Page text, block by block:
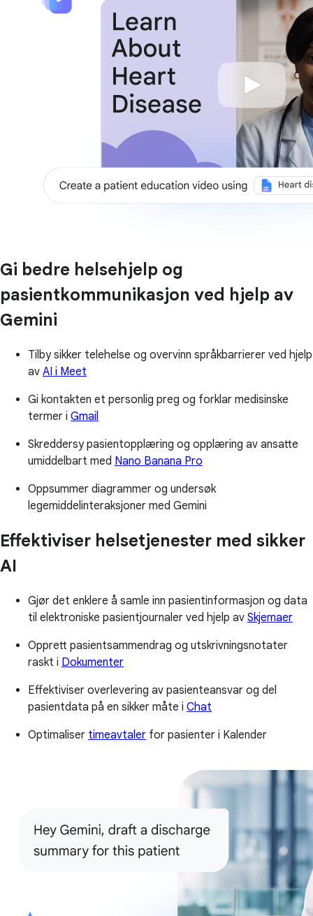
Gi bedre helsehjelp og
pasientkommunikasjon ved hjelp av
Gemini
Tilby sikker telehelse og overvinn språkbarrierer ved hjelp
av AI i Meet
Gi kontakten et personlig preg og forklar medisinske
termer i Gmail
Skreddersy pasientopplæring og opplæring av ansatte
umiddelbart med Nano Banana Pro
Oppsummer diagrammer og undersøk
legemiddelinteraksjoner med Gemini
Effektiviser helsetjenester med sikker
AI
Gjør det enklere å samle inn pasientinformasjon og data
til elektroniske pasientjournaler ved hjelp av Skjemaer
Opprett pasientsammendrag og utskrivningsnotater
raskt i Dokumenter
Effektiviser overlevering av pasienteansvar og del
pasientdata på en sikker måte i Chat
Optimaliser timeavtaler for pasienter i Kalender